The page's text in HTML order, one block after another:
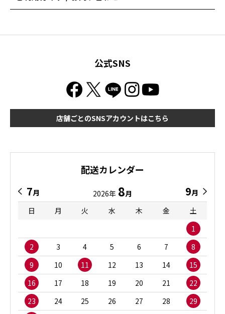
公式SNS
店舗ごとのSNSアカウントはこちら
配送カレンダー
7月 2026年 8月 9月
日
月 火 水 木 金
土
1
2
3 4 5 6 7
8
9
10 11 12 13 14
15
16
17 18 19 20 21
22
23
24 25 26 27 28 29